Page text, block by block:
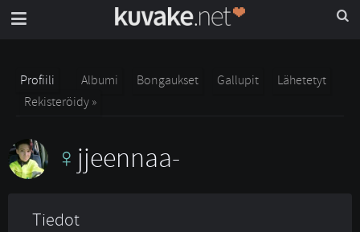
Profiili Albumi Bongaukset Gallupit
Lähetetyt
Rekisteröidy »
jjeennaa-
Tiedot